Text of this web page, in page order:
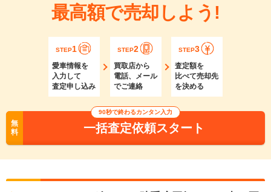
最高額で売却しよう!
STEP1
愛車情報を
入力して
査定申し込み
STEP2
買取店から
電話、メール
でご連絡
STEP3
査定額を
比べて売却先
を決める
無
料
90秒で終わるカンタン入力
一括査定依頼スタート